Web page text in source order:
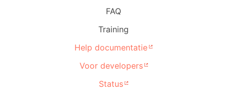
FAQ
Training
Help documentatie
Voor developers
Status